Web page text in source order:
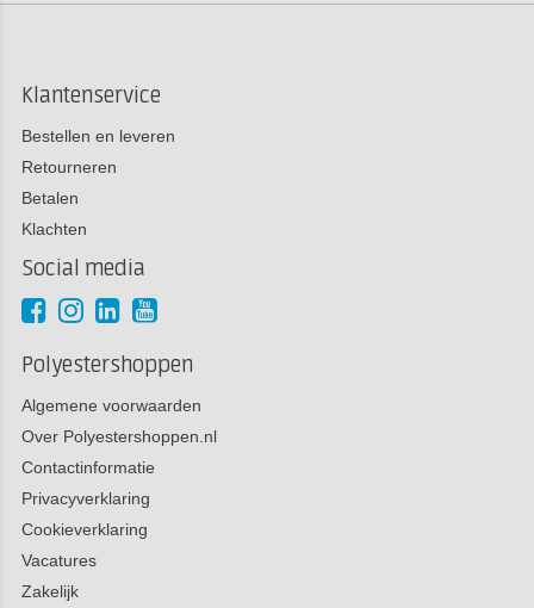
Klantenservice
Bestellen en leveren
Retourneren
Betalen
Klachten
Social media
Polyestershoppen
Algemene voorwaarden
Over Polyestershoppen.nl
Contactinformatie
Privacyverklaring
Cookieverklaring
Vacatures
Zakelijk